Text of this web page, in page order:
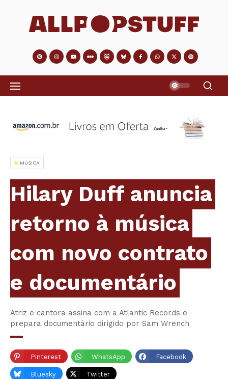
MÚSICA
Hilary Duff anuncia
retorno à música
com novo contrato
e documentário
Atriz e cantora assina com a Atlantic Records e
prepara documentário dirigido por Sam Wrench
Pinterest WhatsApp Facebook
Bluesky Twitter